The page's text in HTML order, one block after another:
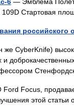
109D Стартовая
российского
CyberKnife)
и
Focus,
этой